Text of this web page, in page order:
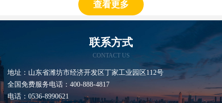
查看更多
联系方式
CONTACT US
地址：山东省潍坊市经济开发区丁家工业园区112号
全国免费服务电话：400-888-4817
电话：0536-8990621